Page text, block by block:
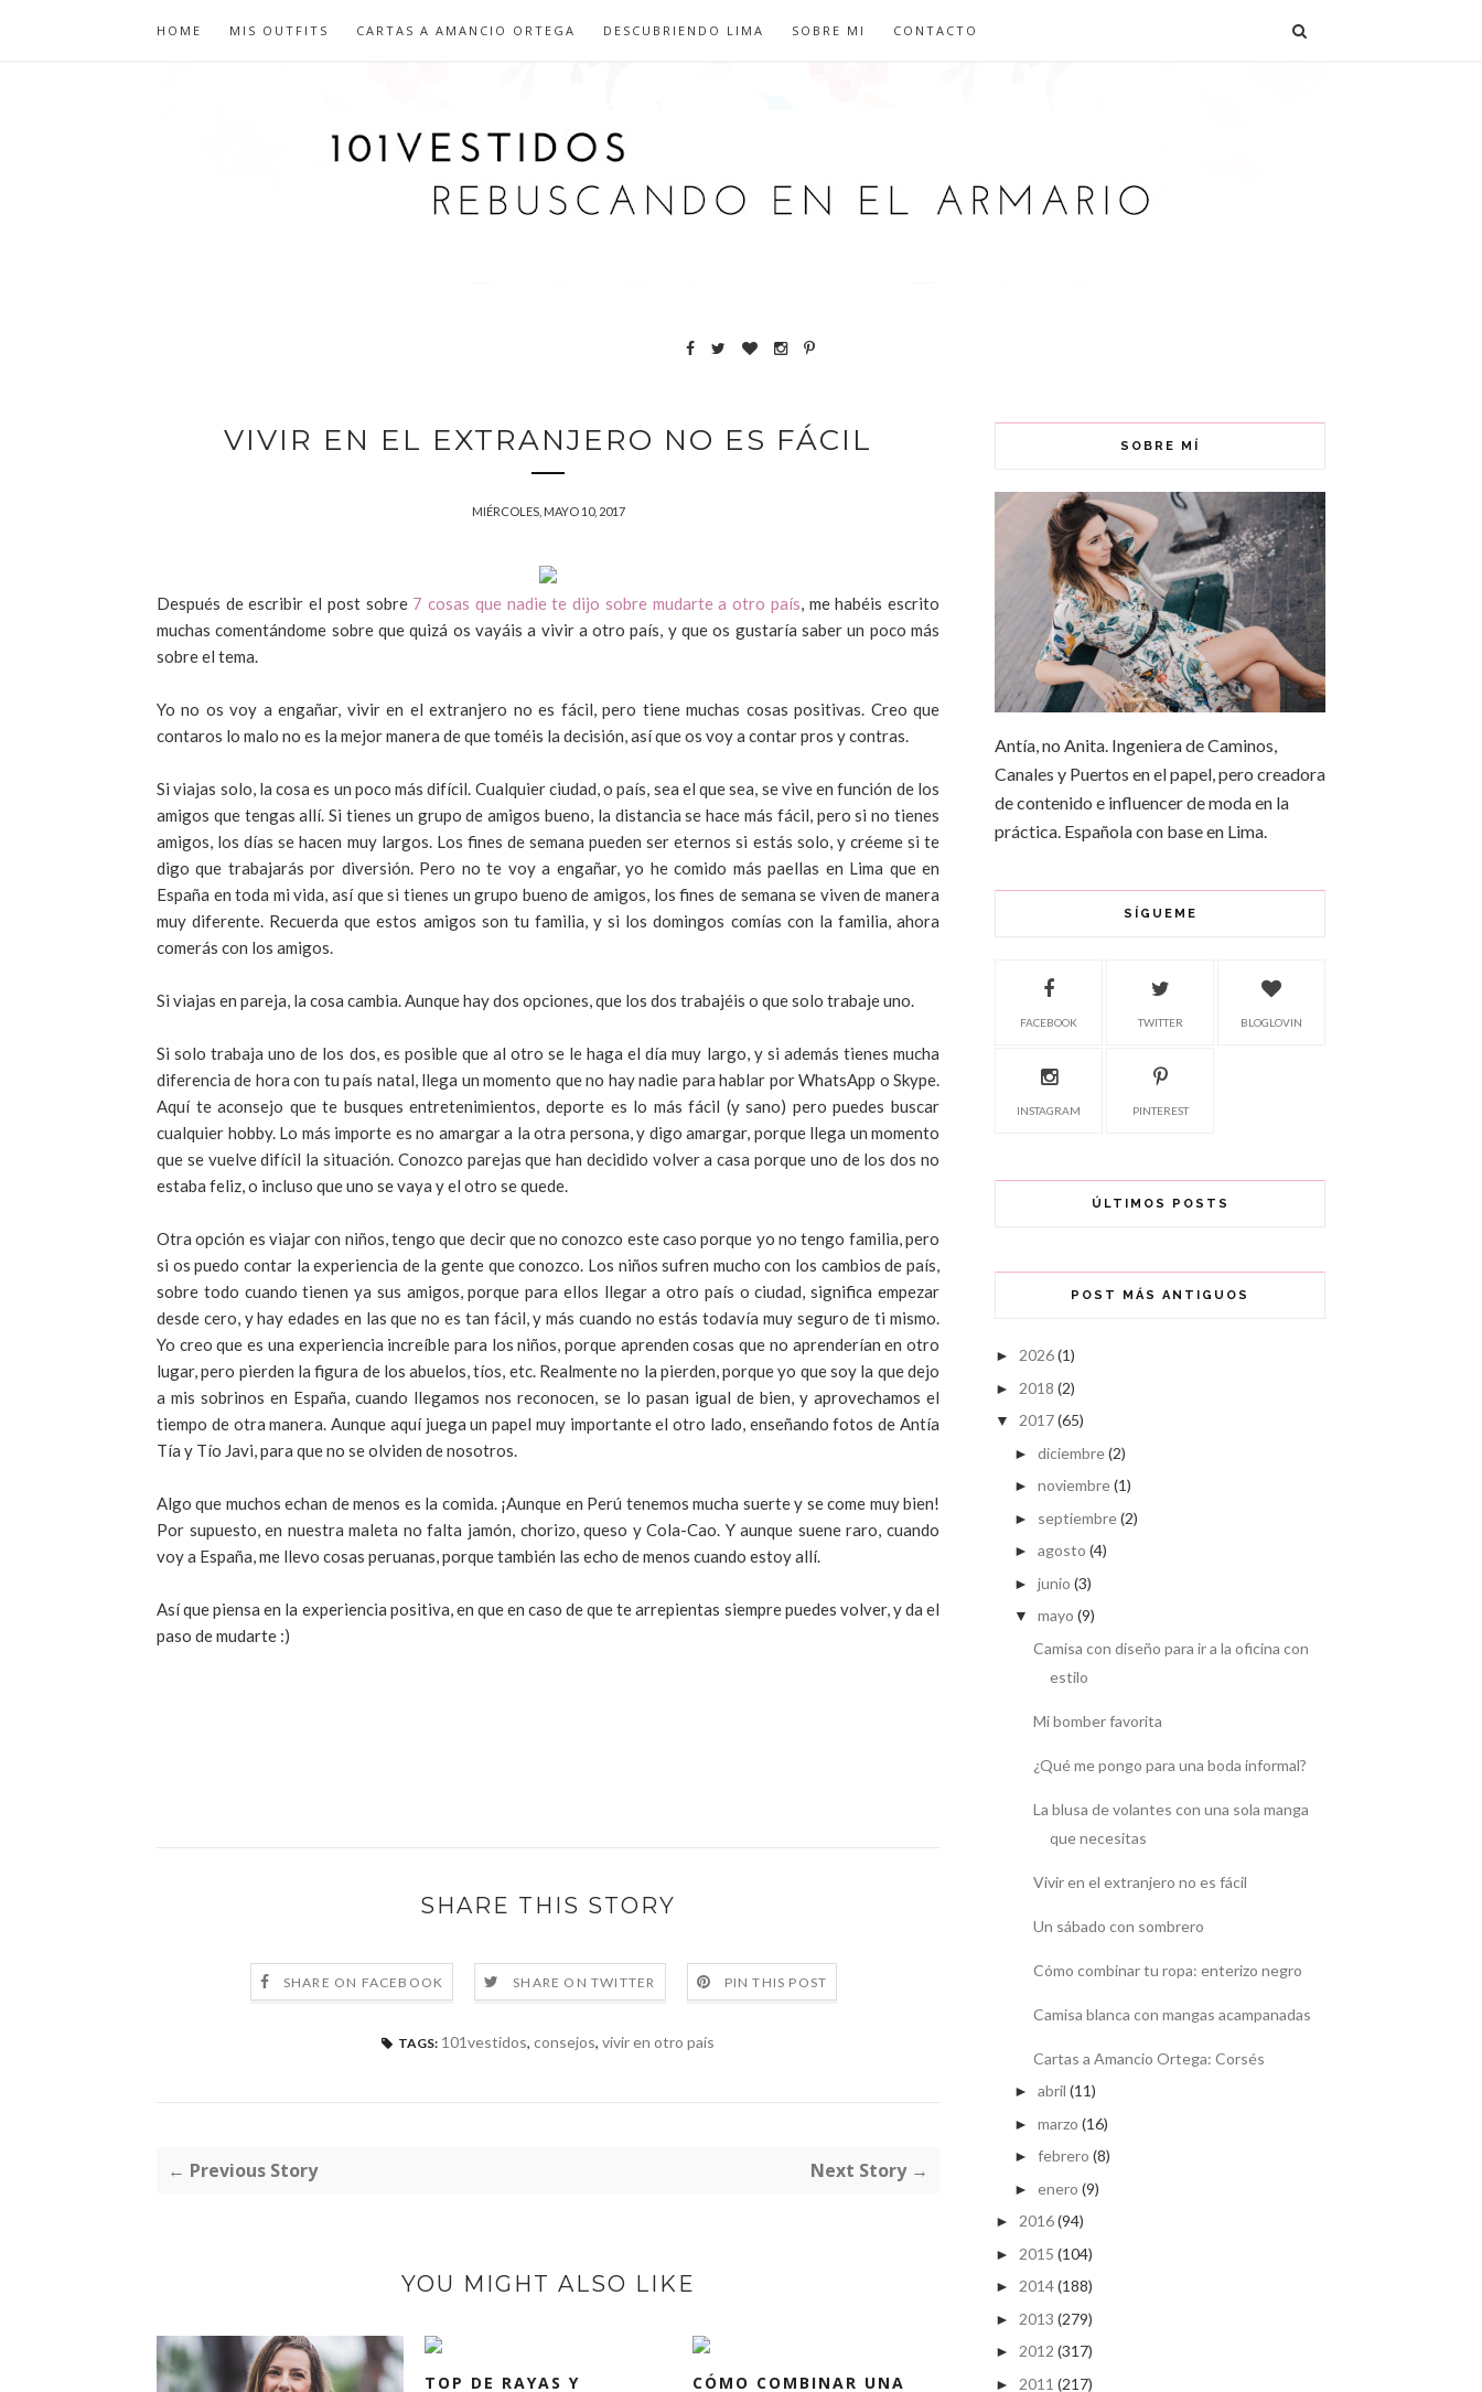
HOME MIS OUTFITS CARTAS A AMANCIO ORTEGA DESCUBRIENDO LIMA SOBRE MI CONTACTO
VIVIR EN EL EXTRANJERO NO ES FÁCIL
MIÉRCOLES, MAYO 10, 2017
Después de escribir el post sobre 7 cosas que nadie te dijo sobre mudarte a otro país, me habéis escrito
muchas comentándome sobre que quizá os vayáis a vivir a otro país, y que os gustaría saber un poco más
sobre el tema.
Yo no os voy a engañar, vivir en el extranjero no es fácil, pero tiene muchas cosas positivas. Creo que
contaros lo malo no es la mejor manera de que toméis la decisión, así que os voy a contar pros y contras.
Si viajas solo, la cosa es un poco más difícil. Cualquier ciudad, o país, sea el que sea, se vive en función de los
amigos que tengas allí. Si tienes un grupo de amigos bueno, la distancia se hace más fácil, pero si no tienes
amigos, los días se hacen muy largos. Los fines de semana pueden ser eternos si estás solo, y créeme si te
digo que trabajarás por diversión. Pero no te voy a engañar, yo he comido más paellas en Lima que en
España en toda mi vida, así que si tienes un grupo bueno de amigos, los fines de semana se viven de manera
muy diferente. Recuerda que estos amigos son tu familia, y si los domingos comías con la familia, ahora
comerás con los amigos.
Si viajas en pareja, la cosa cambia. Aunque hay dos opciones, que los dos trabajéis o que solo trabaje uno.
Si solo trabaja uno de los dos, es posible que al otro se le haga el día muy largo, y si además tienes mucha
diferencia de hora con tu país natal, llega un momento que no hay nadie para hablar por WhatsApp o Skype.
Aquí te aconsejo que te busques entretenimientos, deporte es lo más fácil (y sano) pero puedes buscar
cualquier hobby. Lo más importe es no amargar a la otra persona, y digo amargar, porque llega un momento
que se vuelve difícil la situación. Conozco parejas que han decidido volver a casa porque uno de los dos no
estaba feliz, o incluso que uno se vaya y el otro se quede.
Otra opción es viajar con niños, tengo que decir que no conozco este caso porque yo no tengo familia, pero
si os puedo contar la experiencia de la gente que conozco. Los niños sufren mucho con los cambios de país,
sobre todo cuando tienen ya sus amigos, porque para ellos llegar a otro país o ciudad, significa empezar
desde cero, y hay edades en las que no es tan fácil, y más cuando no estás todavía muy seguro de ti mismo.
Yo creo que es una experiencia increíble para los niños, porque aprenden cosas que no aprenderían en otro
lugar, pero pierden la figura de los abuelos, tíos, etc. Realmente no la pierden, porque yo que soy la que dejo
a mis sobrinos en España, cuando llegamos nos reconocen, se lo pasan igual de bien, y aprovechamos el
tiempo de otra manera. Aunque aquí juega un papel muy importante el otro lado, enseñando fotos de Antía
Tía y Tío Javi, para que no se olviden de nosotros.
Algo que muchos echan de menos es la comida. ¡Aunque en Perú tenemos mucha suerte y se come muy bien!
Por supuesto, en nuestra maleta no falta jamón, chorizo, queso y Cola-Cao. Y aunque suene raro, cuando
voy a España, me llevo cosas peruanas, porque también las echo de menos cuando estoy allí.
Así que piensa en la experiencia positiva, en que en caso de que te arrepientas siempre puedes volver, y da el
paso de mudarte :)
SHARE THIS STORY
SHARE ON FACEBOOK SHARE ON TWITTER PIN THIS POST
TAGS: 101vestidos, consejos, vivir en otro país
← Previous Story Next Story →
YOU MIGHT ALSO LIKE
TOP DE RAYAS Y
CÓMO COMBINAR UNA
SOBRE MÍ
Antía, no Anita. Ingeniera de Caminos,
Canales y Puertos en el papel, pero creadora
de contenido e influencer de moda en la
práctica. Española con base en Lima.
SÍGUEME
FACEBOOK TWITTER BLOGLOVIN
INSTAGRAM PINTEREST
ÚLTIMOS POSTS
POST MÁS ANTIGUOS
► 2026(1)
► 2018 (2)
▼ 2017(65)
► diciembre(2)
► noviembre(1)
► septiembre(2)
► agosto (4)
► junio (3)
▼ mayo (9)
Camisa con diseño para ir a la oficina con
estilo
Mi bomber favorita
¿Qué me pongo para una boda informal?
La blusa de volantes con una sola manga
que necesitas
Vivir en el extranjero no es fácil
Un sábado con sombrero
Cómo combinar tu ropa: enterizo negro
Camisa blanca con mangas acampanadas
Cartas a Amancio Ortega: Corsés
► abril (11)
► marzo (16)
► febrero (8)
► enero (9)
► 2016(94)
► 2015 (104)
► 2014(188)
► 2013 (279)
► 2012 (317)
► 2011 (217)